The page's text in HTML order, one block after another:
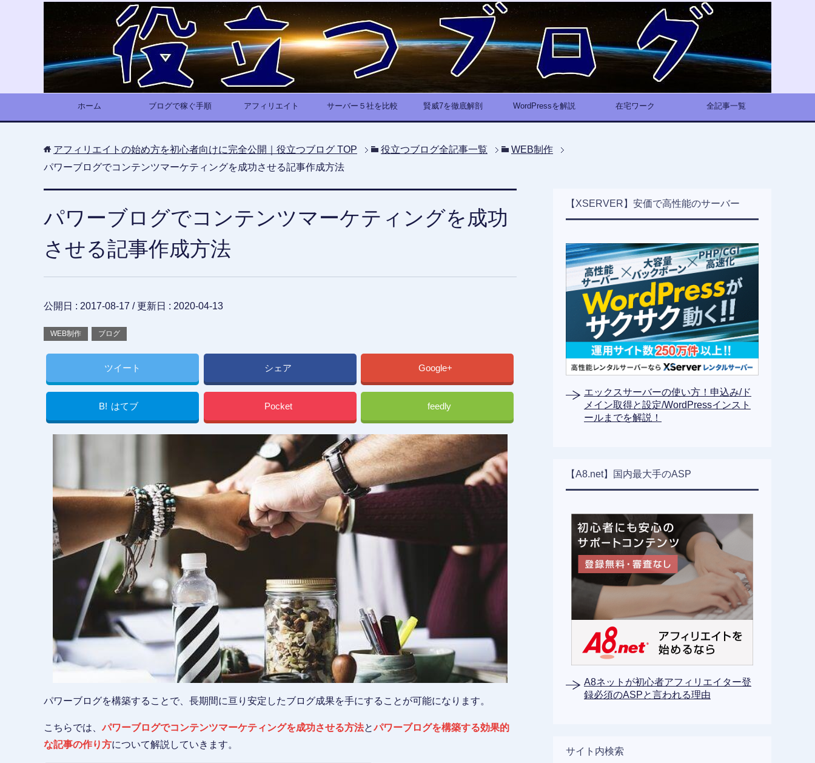
ホーム ブログで稼ぐ手順 アフィリエイト サーバー５社を比較 賢威7を徹底解剖 WordPressを解説 在宅ワーク 全記事一覧
アフィリエイトの始め方を初心者向けに完全公開｜役立つブログ TOP 役立つブログ全記事一覧
WEB制作
パワーブログでコンテンツマーケティングを成功させる記事作成方法
パワーブログでコンテンツマーケティングを成功
させる記事作成方法
公開日 : 2017-08-17 / 更新日 : 2020-04-13
WEB制作 ブログ
ツイート シェア Google+
B! はてブ Pocket feedly
パワーブログを構築することで、長期間に亘り安定したブログ成果を手にすることが可能になります。
こちらでは、パワーブログでコンテンツマーケティングを成功させる方法とパワーブログを構築する効果的
な記事の作り方について解説していきます。
【XSERVER】安価で高性能のサーバー
エックスサーバーの使い方！申込み/ド
メイン取得と設定/WordPressインスト
ールまでを解説！
【A8.net】国内最大手のASP
A8ネットが初心者アフィリエイター登
録必須のASPと言われる理由
サイト内検索